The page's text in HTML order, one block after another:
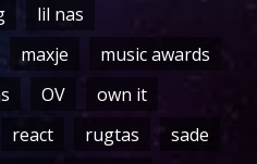
lil nas
maxje
music awards
OV
own it
react rugtas
sade